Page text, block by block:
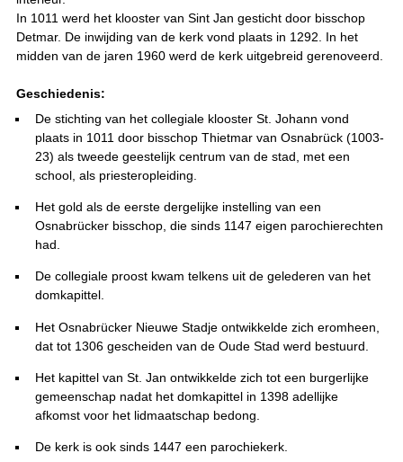
In 1011 werd het klooster van Sint Jan gesticht door bisschop
Detmar. De inwijding van de kerk vond plaats in 1292. In het
midden van de jaren 1960 werd de kerk uitgebreid gerenoveerd.
Geschiedenis:
De stichting van het collegiale klooster St. Johann vond
plaats in 1011 door bisschop Thietmar van Osnabrück (1003-
23) als tweede geestelijk centrum van de stad, met een
school, als priesteropleiding.
Het gold als de eerste dergelijke instelling van een
Osnabrücker bisschop, die sinds 1147 eigen parochierechten
had.
De collegiale proost kwam telkens uit de gelederen van het
domkapittel.
Het Osnabrücker Nieuwe Stadje ontwikkelde zich eromheen,
dat tot 1306 gescheiden van de Oude Stad werd bestuurd.
Het kapittel van St. Jan ontwikkelde zich tot een burgerlijke
gemeenschap nadat het domkapittel in 1398 adellijke
afkomst voor het lidmaatschap bedong.
De kerk is ook sinds 1447 een parochiekerk.